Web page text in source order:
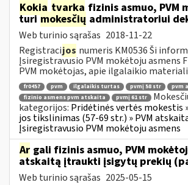
Kokia tvarka fizinis asmuo, PVM
turimokesčių administratoriui
Web turinio sąrašas 2018-11-22
Registracijos numeris KM0536 Ši
Įsiregistravusio PVM mokėtoju asmens
PVM mokėtojas, apie ilgalaikio
fr0457 pvm ilgalaikis turtas pvmį 58 str
pvm
fizinio asmens pvm atskaita
pvmį 61 str
kategorijos: Pridėtinės vertės mokestis
jos tikslinimas (57-69 str.) » PVM
Įsiregistravusio PVM mokėtoju asmens
Ar gali fizinis asmuo, PVM
atskaitą įtraukti įsigytų prekių
Web turinio sąrašas 2025-05-15